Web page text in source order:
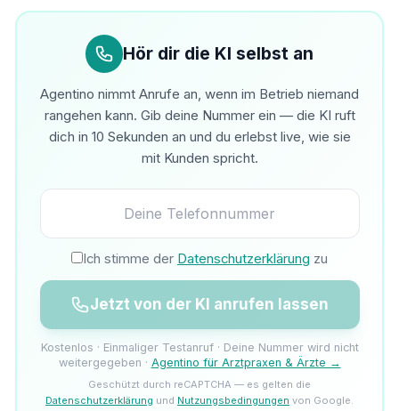
Hör dir die KI selbst an
Agentino nimmt Anrufe an, wenn im Betrieb niemand
rangehen kann. Gib deine Nummer ein — die KI ruft
dich in 10 Sekunden an und du erlebst live, wie sie
mit Kunden spricht.
Ich stimme der Datenschutzerklärung zu
Jetzt von der KI anrufen lassen
Kostenlos · Einmaliger Testanruf · Deine Nummer wird nicht
weitergegeben · Agentino für Arztpraxen & Ärzte →
Geschützt durch reCAPTCHA — es gelten die
Datenschutzerklärung und Nutzungsbedingungen von Google.